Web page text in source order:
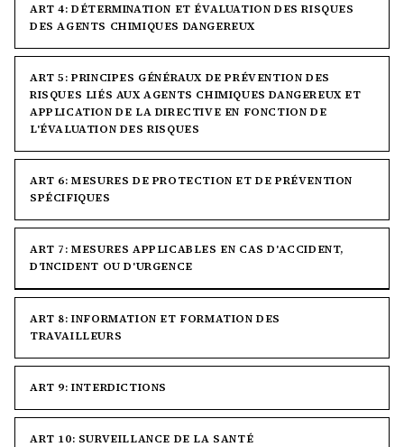
ART 4: DÉTERMINATION ET ÉVALUATION DES RISQUES
DES AGENTS CHIMIQUES DANGEREUX
ART 5: PRINCIPES GÉNÉRAUX DE PRÉVENTION DES
RISQUES LIÉS AUX AGENTS CHIMIQUES DANGEREUX ET
APPLICATION DE LA DIRECTIVE EN FONCTION DE
L'ÉVALUATION DES RISQUES
ART 6: MESURES DE PROTECTION ET DE PRÉVENTION
SPÉCIFIQUES
ART 7: MESURES APPLICABLES EN CAS D'ACCIDENT,
D'INCIDENT OU D'URGENCE
ART 8: INFORMATION ET FORMATION DES
TRAVAILLEURS
ART 9: INTERDICTIONS
ART 10: SURVEILLANCE DE LA SANTÉ